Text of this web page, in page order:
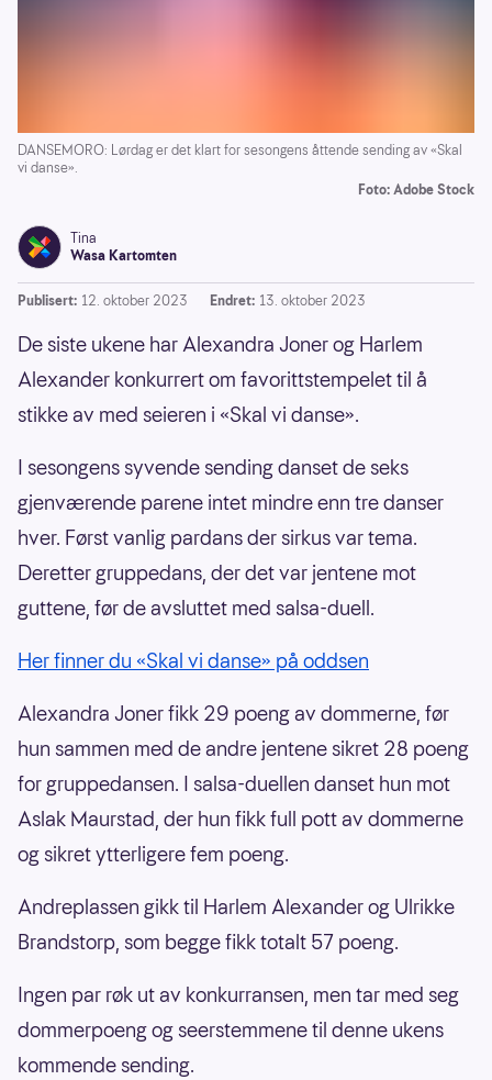
DANSEMORO: Lørdag er det klart for sesongens åttende sending av «Skal
vi danse».
Foto: Adobe Stock
Tina
Wasa Kartomten
Publisert: 12. oktober 2023 Endret: 13. oktober 2023
De siste ukene har Alexandra Joner og Harlem
Alexander konkurrert om favorittstempelet til å
stikke av med seieren i «Skal vi danse».
I sesongens syvende sending danset de seks
gjenværende parene intet mindre enn tre danser
hver. Først vanlig pardans der sirkus var tema.
Deretter gruppedans, der det var jentene mot
guttene, før de avsluttet med salsa-duell.
Her finner du «Skal vi danse» på oddsen
Alexandra Joner fikk 29 poeng av dommerne, før
hun sammen med de andre jentene sikret 28 poeng
for gruppedansen. I salsa-duellen danset hun mot
Aslak Maurstad, der hun fikk full pott av dommerne
og sikret ytterligere fem poeng.
Andreplassen gikk til Harlem Alexander og Ulrikke
Brandstorp, som begge fikk totalt 57 poeng.
Ingen par røk ut av konkurransen, men tar med seg
dommerpoeng og seerstemmene til denne ukens
kommende sending.